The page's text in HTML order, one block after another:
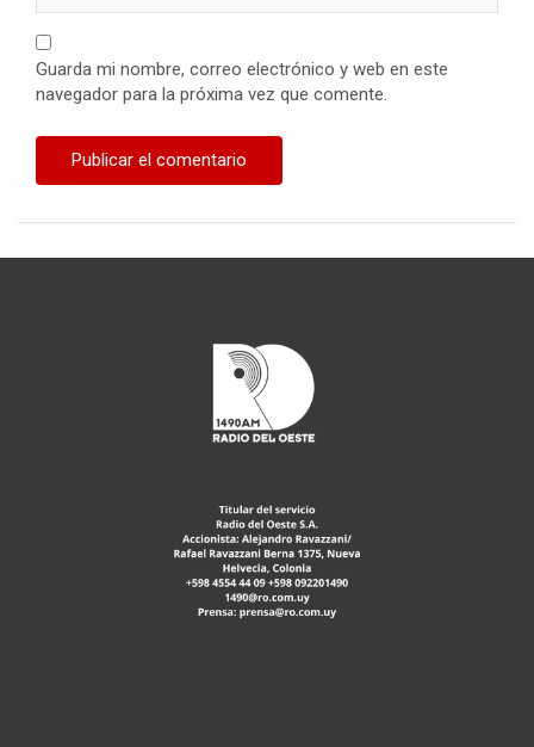
Guarda mi nombre, correo electrónico y web en este
navegador para la próxima vez que comente.